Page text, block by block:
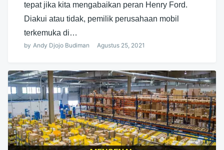
tepat jika kita mengabaikan peran Henry Ford.
Diakui atau tidak, pemilik perusahaan mobil
terkemuka di…
by Andy Djojo Budiman Agustus 25, 2021